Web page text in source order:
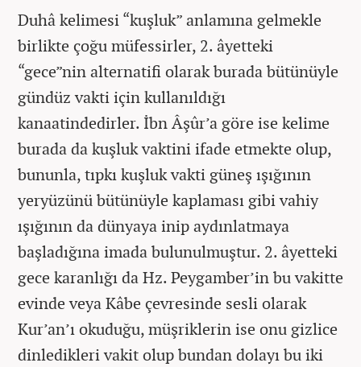
Duhâ kelimesi “kuşluk” anlamına gelmekle
birlikte çoğu müfessirler, 2. âyetteki
“gece”nin alternatifi olarak burada bütünüyle
gündüz vakti için kullanıldığı
kanaatindedirler. İbn Âşûr’a göre ise kelime
burada da kuşluk vaktini ifade etmekte olup,
bununla, tıpkı kuşluk vakti güneş ışığının
yeryüzünü bütünüyle kaplaması gibi vahiy
ışığının da dünyaya inip aydınlatmaya
başladığına imada bulunulmuştur. 2. âyetteki
gece karanlığı da Hz. Peygamber’in bu vakitte
evinde veya Kâbe çevresinde sesli olarak
Kur’an’ı okuduğu, müşriklerin ise onu gizlice
dinledikleri vakit olup bundan dolayı bu iki